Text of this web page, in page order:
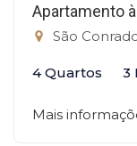
Apartamento
São
4 Quartos 3
Mais